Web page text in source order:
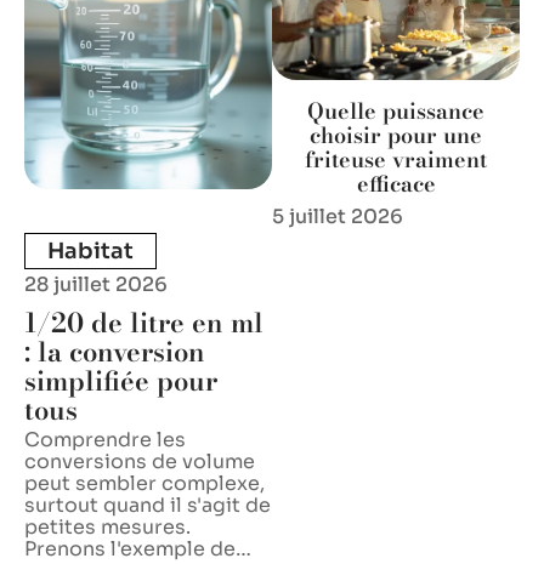
Habitat
28 juillet 2026
1/20 de litre en ml
: la conversion
simplifiée pour
tous
Comprendre les
conversions de volume
peut sembler complexe,
surtout quand il s'agit de
petites mesures.
Prenons l'exemple de…
Quelle puissance
choisir pour une
friteuse vraiment
efficace
5 juillet 2026